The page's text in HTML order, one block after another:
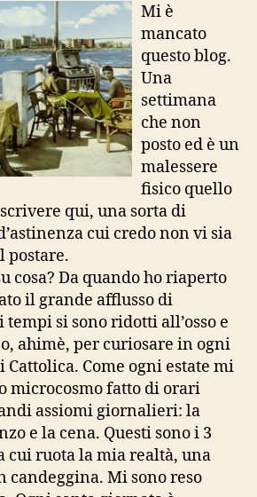
Mi è
mancato
questo blog.
Una
settimana
che non
posto ed è un
malessere
fisico quello
qui, una sorta di
cui credo non vi sia
postare.
cosa? Da quando ho riaperto
il grande afflusso di
si sono ridotti all’osso e
ahimè, per curiosare in ogni
Cattolica. Come ogni estate mi
microcosmo fatto di orari
assiomi giornalieri: la
e la cena. Questi sono i 3
cui ruota la mia realtà, una
candeggina. Mi sono reso